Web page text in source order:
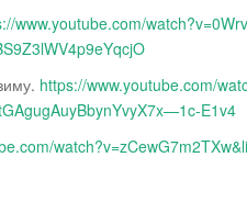
www.youtube.com/
https://www.youtube.com/
E1v4